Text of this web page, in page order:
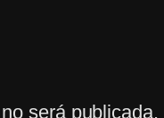
será publicada.